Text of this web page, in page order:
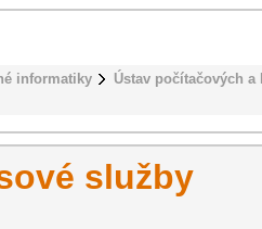
informatiky Ústav počítačových
služby